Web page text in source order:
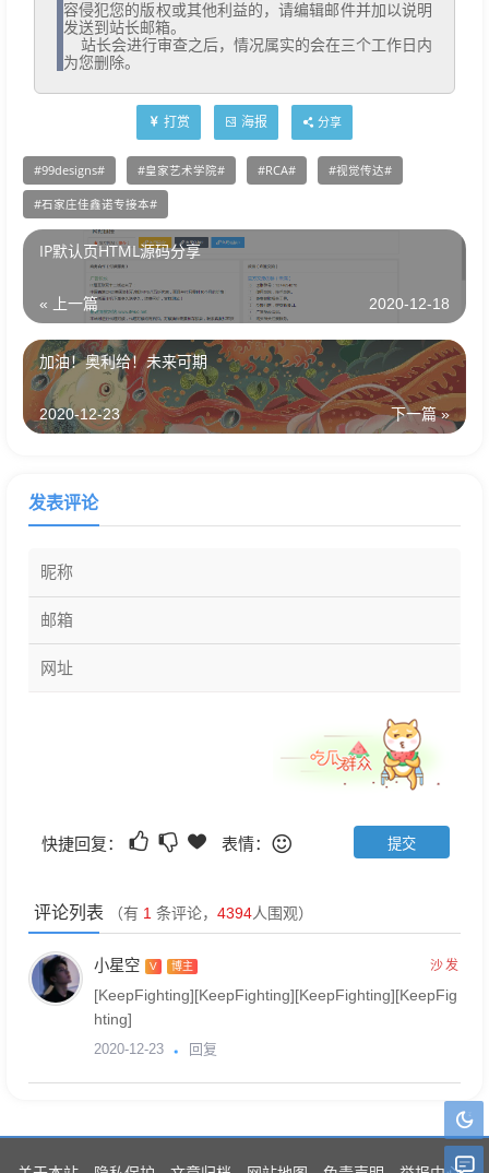
容侵犯您的版权或其他利益的，请编辑邮件并加以说明
发送到站长邮箱。
为您删除。
打赏 海报 分享
99designs 皇家艺术学院 RCA 视觉传达
石家庄佳鑫诺专接本
IP默认页HTML源码分享
« 上一篇 2020-12-18
加油！奥利给！未来可期
下一篇 »
2020-12-23
发表评论
快捷回复： 表情：
评论列表 （有 1 条评论， 4394人围观）
小星空 V 博主 沙发
[KeepFighting][KeepFighting][KeepFighting][KeepFig
hting]
2020-12-23 回复